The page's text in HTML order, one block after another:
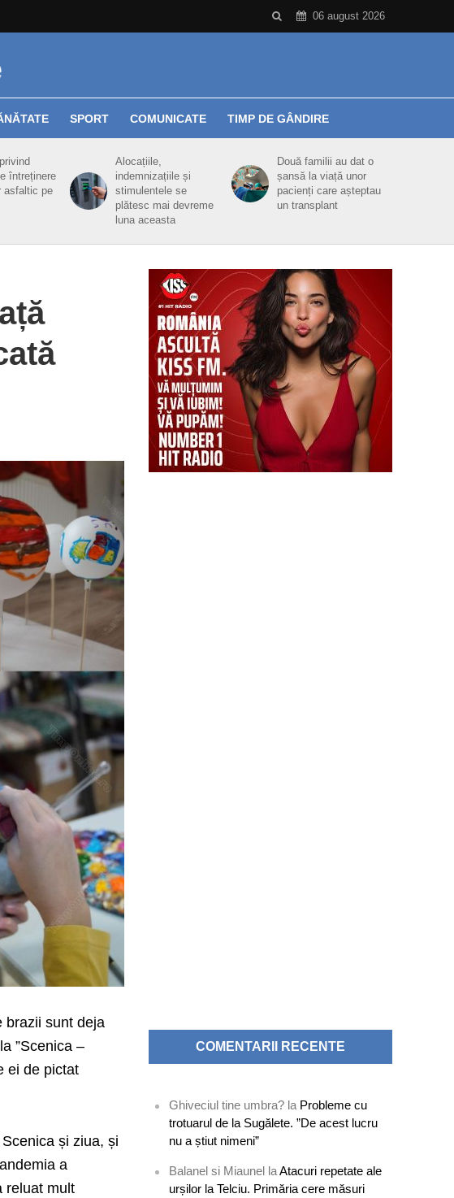
06 august 2026
SPORT COMUNICATE TIMP DE GÂNDIRE
întreținere
asfaltic pe
Alocațiile,
indemnizațiile și
stimulentele se
plătesc mai devreme
luna aceasta
Două familii au dat o
șansă la viață unor
pacienți care așteptau
un transplant
brazii sunt deja
”Scenica –
ei de pictat
și ziua, și
a
reluat mult
COMENTARII RECENTE
Ghiveciul tine umbra? la Probleme cu
trotuarul de la Sugălete. ”De acest lucru
nu a știut nimeni”
Balanel si Miaunel laAtacuri repetate ale
urșilor la Telciu. Primăria cere măsuri